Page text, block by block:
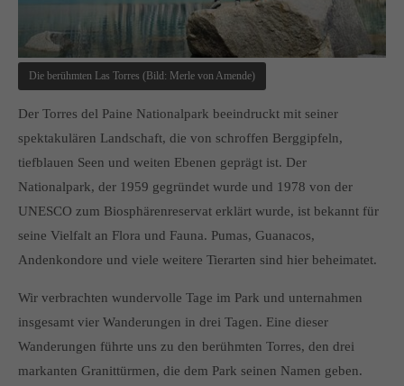
Die berühmten Las Torres (Bild: Merle von Amende)
Der Torres del Paine Nationalpark beeindruckt mit seiner
spektakulären Landschaft, die von schroffen Berggipfeln,
tiefblauen Seen und weiten Ebenen geprägt ist. Der
Nationalpark, der 1959 gegründet wurde und 1978 von der
UNESCO zum Biosphärenreservat erklärt wurde, ist bekannt für
seine Vielfalt an Flora und Fauna. Pumas, Guanacos,
Andenkondore und viele weitere Tierarten sind hier beheimatet.
Wir verbrachten wundervolle Tage im Park und unternahmen
insgesamt vier Wanderungen in drei Tagen. Eine dieser
Wanderungen führte uns zu den berühmten Torres, den drei
markanten Granittürmen, die dem Park seinen Namen geben.